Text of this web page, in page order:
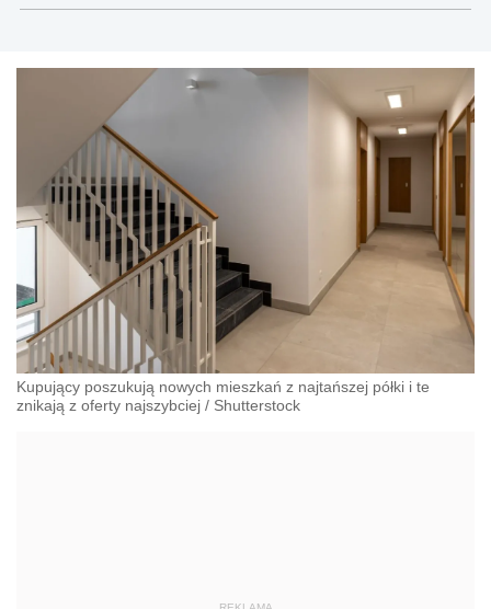
Kupujący poszukują nowych mieszkań z najtańszej półki i te
znikają z oferty najszybciej / Shutterstock